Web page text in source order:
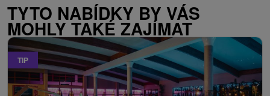
TYTO NABÍDKY BY VÁS
MOHLY TAKÉ ZAJÍMAT
TIP